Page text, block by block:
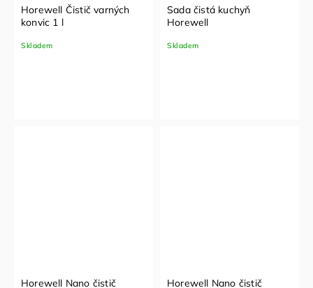
Horewell Čistič varných
konvic 1 l
Skladem
Sada čistá kuchyň
Horewell
Skladem
Horewell Nano čistič
Horewell Nano čistič